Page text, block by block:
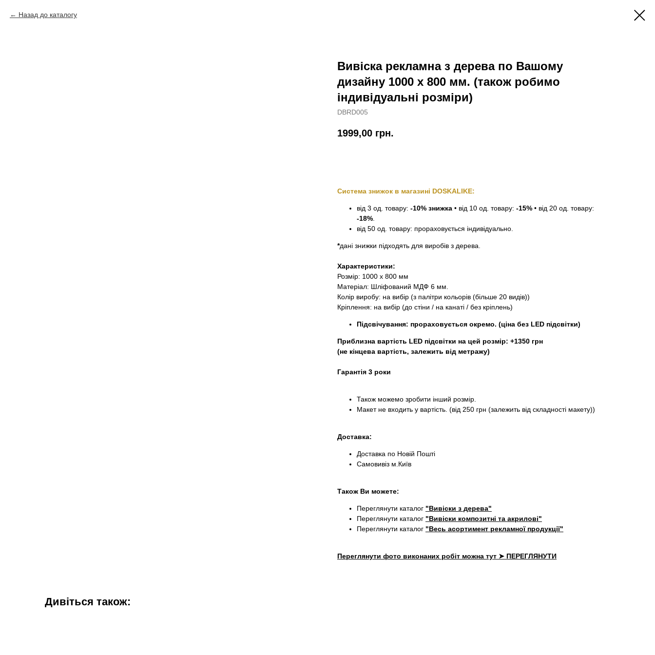
Назад до каталогу
Вивіска рекламна з дерева по Вашому
дизайну 1000 х 800 мм. (також робимо
індивідуальні розміри)
DBRD005
1999,00 грн.
Система знижок в магазині DOSKALIKE:
від 3 од. товару: -10% знижка • від 10 од. товару: -15% • від 20 од. товару:
-18%.
від 50 од. товару: прораховується індивідуально.
*дані знижки підходять для виробів з дерева.
Характеристики:
Розмір: 1000 х 800 мм
Матеріал: Шліфований МДФ 6 мм.
Колір виробу: на вибір (з палітри кольорів (більше 20 видів))
Кріплення: на вибір (до стіни / на канаті / без кріплень)
Підсвічування: прораховується окремо. (ціна без LED підсвітки)
Приблизна вартість LED підсвітки на цей розмір: +1350 грн
(не кінцева вартість, залежить від метражу)
Гарантія 3 роки
Також можемо зробити інший розмір.
Макет не входить у вартість. (від 250 грн (залежить від складності макету))
Доставка:
Доставка по Новій Пошті
Самовивіз м.Київ
Також Ви можете:
Переглянути каталог "Вивіски з дерева"
Переглянути каталог "Вивіски композитні та акрилові"
Переглянути каталог "Весь асортимент рекламної продукції"
Переглянути фото виконаних робіт можна тут ➤ ПЕРЕГЛЯНУТИ
Дивіться також: